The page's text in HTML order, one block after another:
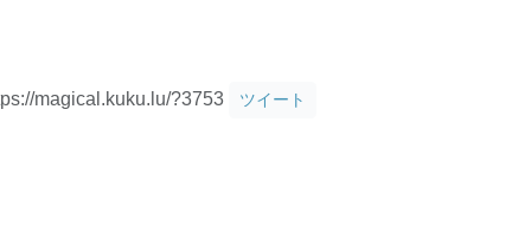
magical.kuku.lu/?3753 ツイート